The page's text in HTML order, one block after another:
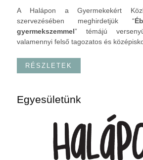
A Halápon a Gyermekekért
szervezésében meghirdetjük “
gyermekszemmel” témájú
valamennyi felső tagozatos és
RÉSZLETEK
Egyesületünk